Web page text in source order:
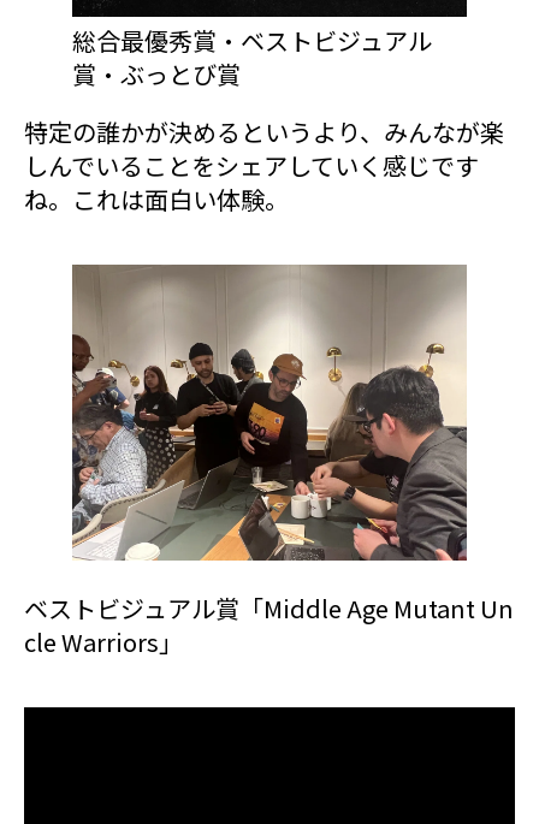
総合最優秀賞・ベストビジュアル
賞・ぶっとび賞
特定の誰かが決めるというより、みんなが楽
しんでいることをシェアしていく感じです
ね。これは面白い体験。
ベストビジュアル賞「Middle Age Mutant Un
cle Warriors」